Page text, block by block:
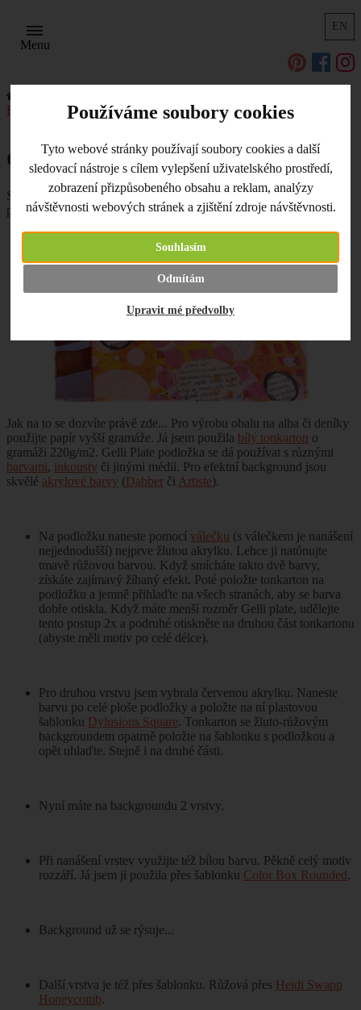
Používáme soubory cookies
Tyto webové stránky používají soubory cookies a další
sledovací nástroje s cílem vylepšení uživatelského prostředí,
zobrazení přizpůsobeného obsahu a reklam, analýzy
návštěvnosti webových stránek a zjištění zdroje návštěvnosti.
Souhlasím
Odmítám
Upravit mé předvolby
EN
Menu
Barvy a scrapbooking
Gelli Plate a obal na deník
Gelli Plate a obal na deník
Silikonová podložkaGelli Plateskýtá nepřeberné možnosti. S její
pomocí si můžete vyrobit např. obal na svůj deník či album.
Jak na to se dozvíte právě zde... Pro výrobu obalu na alba či deníky
použijte papír vyšší gramáže. Já jsem použila bílý tonkarton o
gramáži 220g/m2. Gelli Plate podložka se dá používat s různými
barvami, inkousty či jinými médii. Pro efektní background jsou
skvělé akrylové barvy (Dabber či Artiste).
Na podložku naneste pomocí válečku (s válečkem je nanášení
nejjednodušší) nejprve žlutou akrylku. Lehce ji natónujte
tmavě růžovou barvou. Když smícháte takto dvě barvy,
získáte zajímavý žíhaný efekt. Poté položte tonkarton na
podložku a jemně přihlaďte na všech stranách, aby se barva
dobře otiskla. Když máte menší rozměr Gelli plate, udělejte
tento postup 2x a podruhé otiskněte na druhou část tonkartonu
(abyste měli motiv po celé délce).
Pro druhou vrstvu jsem vybrala červenou akrylku. Naneste
barvu po celé ploše podložky a položte na ní plastovou
šablonku Dylusions Square. Tonkarton se žluto-růžovým
backgroundem opatrně položte na šablonku s podložkou a
opět uhlaďte. Stejně i na druhé části.
Nyní máte na backgroundu 2 vrstvy.
Při nanášení vrstev využijte též bílou barvu. Pěkně celý motiv
rozzáří. Já jsem ji použila přes šablonku Color Box Rounded.
Background už se rýsuje...
Další vrstva je též přes šablonku. Růžová přes Heidi Swapp
Honeycomb.